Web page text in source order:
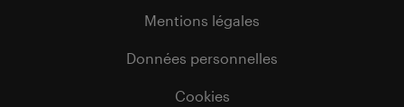
Mentions légales
Données personnelles
Cookies